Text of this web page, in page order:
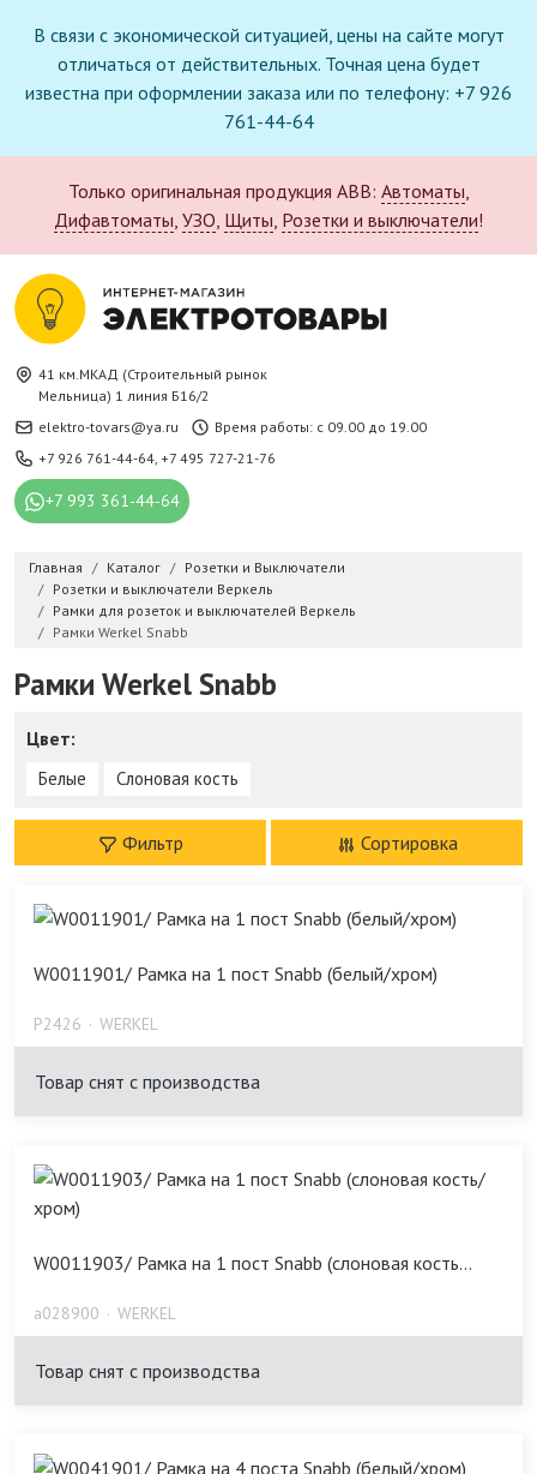
В связи с экономической ситуацией, цены на сайте могут
отличаться от действительных. Точная цена будет
известна при оформлении заказа или по телефону: +7 926
761-44-64
Только оригинальная продукция ABB: Автоматы,
Дифавтоматы, УЗО, Щиты, Розетки и выключатели!
41 км.МКАД (Строительный рынок
Мельница) 1 линия Б16/2
elektro-tovars@ya.ru
Время работы: с 09.00 до 19.00
+7 926 761-44-64, +7 495 727-21-76
+7 993 361-44-64
Главная Каталог
Розетки и Выключатели
Розетки и выключатели Веркель
Рамки для розеток и выключателей Веркель
Рамки Werkel Snabb
Рамки Werkel Snabb
Цвет:
Белые Слоновая кость
Фильтр Сортировка
W0011901/ Рамка на 1 пост Snabb (белый/хром)
P2426 WERKEL
Товар снят с производства
W0011903/ Рамка на 1 пост Snabb (слоновая кость...
a028900 WERKEL
Товар снят с производства